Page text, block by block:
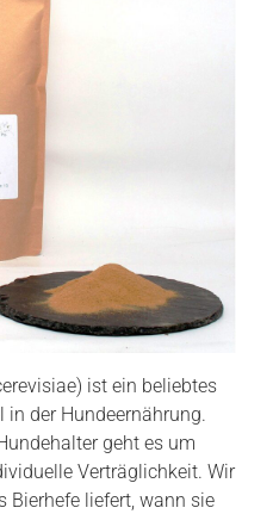
ist ein beliebtes
der Hundeernährung.
geht es um
Verträglichkeit. Wir
Bierhefe liefert, wann sie